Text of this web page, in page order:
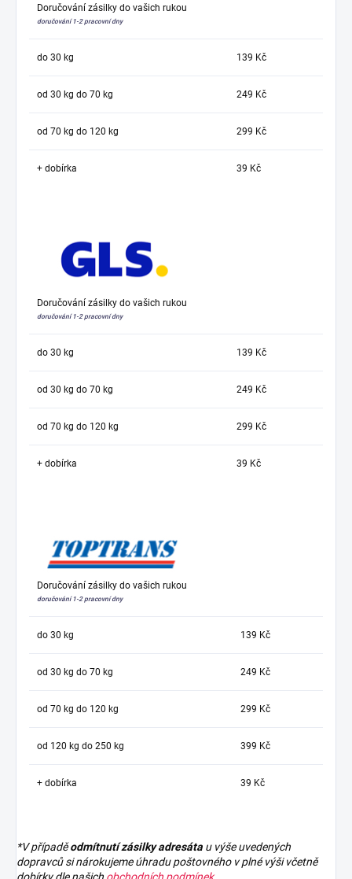
Doručování zásilky do vašich rukou
doručování 1-2 pracovní dny
do 30 kg 139 Kč
od 30 kg do 70 kg 249 Kč
od 70 kg do 120 kg 299 Kč
+ dobírka 39 Kč
Doručování zásilky do vašich rukou
doručování 1-2 pracovní dny
do 30 kg 139 Kč
od 30 kg do 70 kg 249 Kč
od 70 kg do 120 kg 299 Kč
+ dobírka 39 Kč
Doručování zásilky do vašich rukou
doručování 1-2 pracovní dny
do 30 kg 139 Kč
od 30 kg do 70 kg 249 Kč
od 70 kg do 120 kg 299 Kč
od 120 kg do 250 kg 399 Kč
+ dobírka 39 Kč
*V případěodmítnutí zásilky adresáta u výše uvedených
dopravců si nárokujeme úhradu poštovného v plné výši včetně
dobírky dle našich obchodních podmínek.